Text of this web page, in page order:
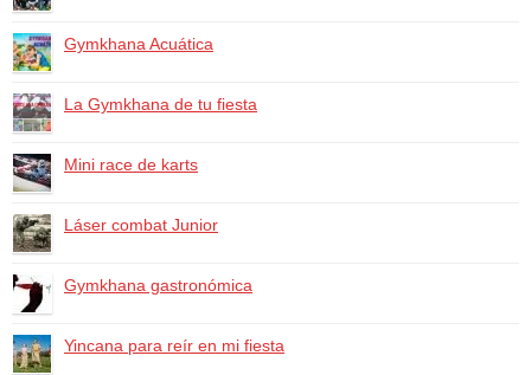
Gymkhana Acuática
La Gymkhana de tu fiesta
Mini race de karts
Láser combat Junior
Gymkhana gastronómica
Yincana para reír en mi fiesta